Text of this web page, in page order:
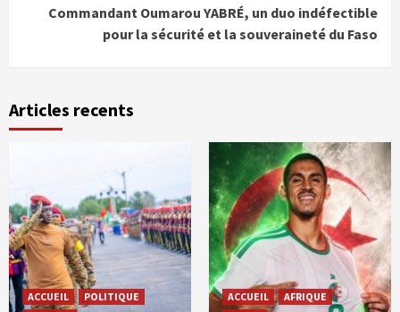
Commandant Oumarou YABRÉ, un duo indéfectible
pour la sécurité et la souveraineté du Faso
Articles recents
ACCUEIL
POLITIQUE
ACCUEIL
AFRIQUE